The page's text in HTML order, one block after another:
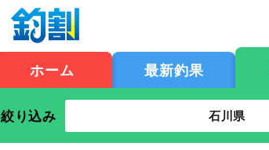
ホーム 最新釣果
絞り込み 石川県